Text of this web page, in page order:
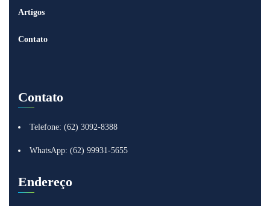
Artigos
Contato
Contato
Telefone: (62) 3092-8388
WhatsApp: (62) 99931-5655
Endereço